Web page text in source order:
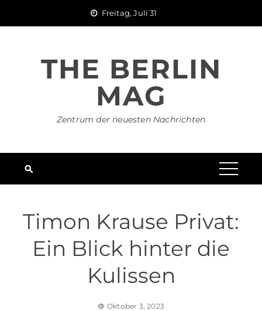
Freitag, Juli 31
THE BERLIN
MAG
Zentrum der neuesten Nachrichten
Timon Krause Privat:
Ein Blick hinter die
Kulissen
Oktober 3, 2023